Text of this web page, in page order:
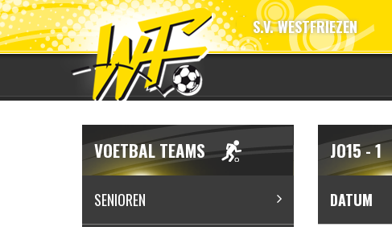
S.V. WESTFRIEZEN
VOETBAL TEAMS
SENIOREN
JO15 - 1
DATUM